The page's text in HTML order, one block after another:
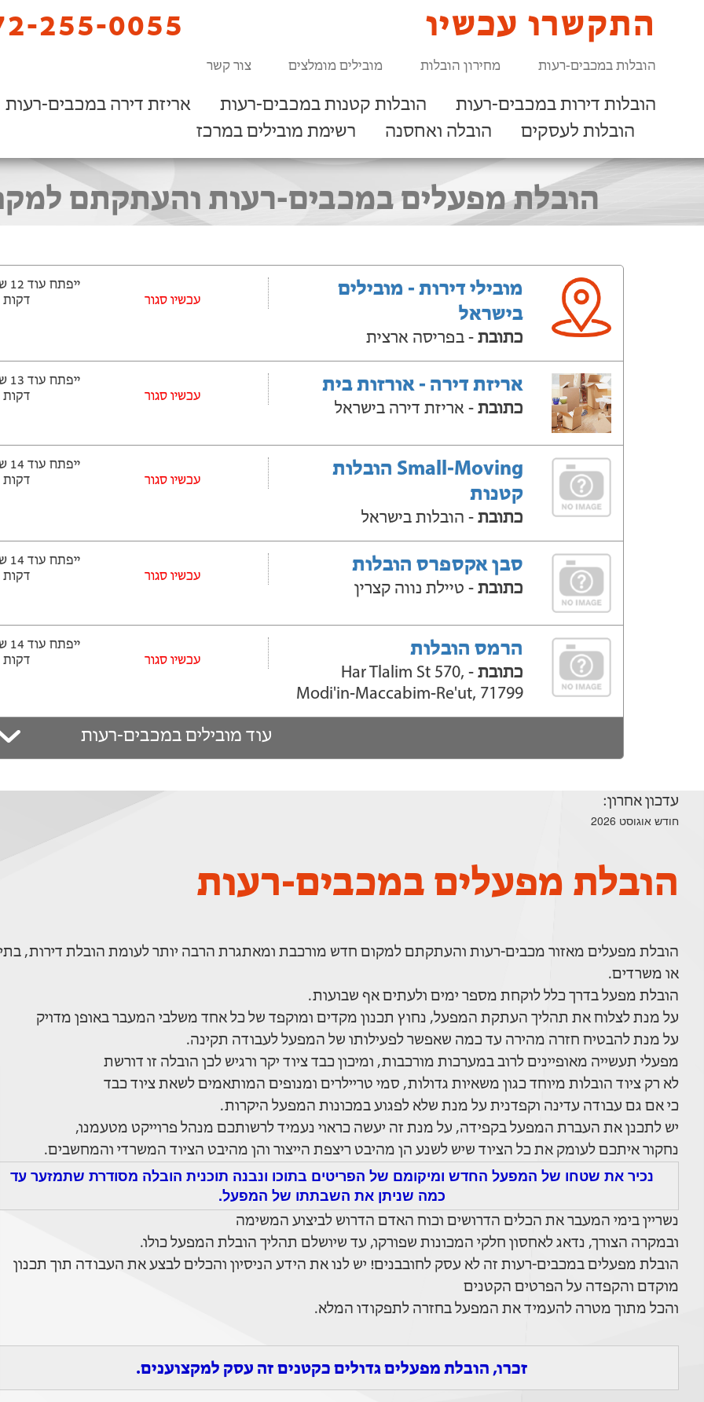
255-0055 התקשרו עכשיו
הובלות במכבים-רעות מחירון הובלות מובילים מומלצים צור קשר
הובלות דירות במכבים-רעות הובלות קטנות במכבים-רעות
אריזת דירה במכבים-רעות
הובלות לעסקים
הובלה ואחסנה רשימת מובילים במרכז
הובלת מפעלים במכבים-רעות והעתקתם
מובילי דירות - מובילים
בישראל
כתובת - בפריסה ארצית
עכשיו סגור דקות
אריזת דירה - אורזות בית
כתובת - אריזת דירה בישראל
עכשיו סגור דקות
Small-Moving הובלות
קטנות
כתובת - הובלות בישראל
עכשיו סגור דקות
סבן אקספרס הובלות
כתובת - טיילת נווה קצרין
עכשיו סגור דקות
הרמס הובלות
כתובת
- Har Tlalim St 570,
Modi'in-Maccabim-Re'ut, 71799
עכשיו סגור דקות
עוד מובילים במכבים-רעות
עדכון אחרון:
חודש אוגוסט 2026
הובלת מפעלים במכבים-רעות
הובלת מפעלים מאזור מכבים-רעות והעתקתם למקום חדש מורכבת ומאתגרת הרבה יותר לעומת הובלת דירות,
או משרדים.
הובלת מפעל בדרך כלל לוקחת מספר ימים ולעתים אף שבועות.
על מנת לצלוח את תהליך העתקת המפעל, נחוץ תכנון מקדים ומוקפד של כל אחד משלבי המעבר באופן מדויק
על מנת להבטיח חזרה מהירה עד כמה שאפשר לפעילותו של המפעל לעבודה תקינה.
מפעלי תעשייה מאופיינים לרוב במערכות מורכבות, ומיכון כבד ציוד יקר ורגיש לכן הובלה זו דורשת
לא רק ציוד הובלות מיוחד כגון משאיות גדולות, סמי טריילרים ומנופים המותאמים לשאת ציוד כבד
כי אם גם עבודה עדינה וקפדנית על מנת שלא לפגוע במכונות המפעל היקרות.
יש לתכנן את העברת המפעל בקפידה, על מנת זה יעשה כראוי נעמיד לרשותכם מנהל פרוייקט מטעמנו,
נחקור איתכם לעומק את כל הציוד שיש לשנע הן מהיבט ריצפת הייצור והן מהיבט הציוד המשרדי והמחשבים.
נכיר את שטחו של המפעל החדש ומיקומם של הפריטים בתוכו ונבנה תוכנית הובלה מסודרת שתמזער עד
כמה שניתן את השבתתו של המפעל.
נשריין בימי המעבר את הכלים הדרושים וכוח האדם הדרוש לביצוע המשימה
ובמקרה הצורך, נדאג לאחסון חלקי המכונות שפורקו, עד שיושלם תהליך הובלת המפעל כולו.
הובלת מפעלים במכבים-רעות זה לא עסק לחובבנים! יש לנו את הידע הניסיון והכלים לבצע את העבודה תוך תכנון
מוקדם והקפדה על הפרטים הקטנים
והכל מתוך מטרה להעמיד את המפעל בחזרה לתפקודו המלא.
זכרו, הובלת מפעלים גדולים כקטנים זה עסק למקצוענים.